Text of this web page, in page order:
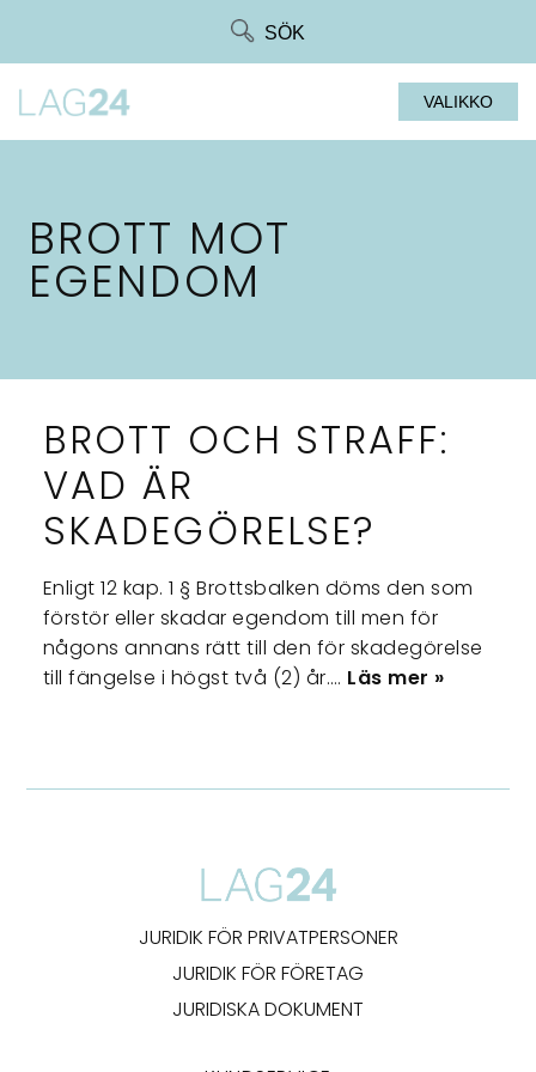
SÖK
VALIKKO
BROTT MOT
EGENDOM
BROTT OCH STRAFF:
VAD ÄR
SKADEGÖRELSE?
Enligt 12 kap. 1 § Brottsbalken döms den som
förstör eller skadar egendom till men för
någons annans rätt till den för skadegörelse
till fängelse i högst två (2) år.… Läs mer »
JURIDIK FÖR PRIVATPERSONER
JURIDIK FÖR FÖRETAG
JURIDISKA DOKUMENT